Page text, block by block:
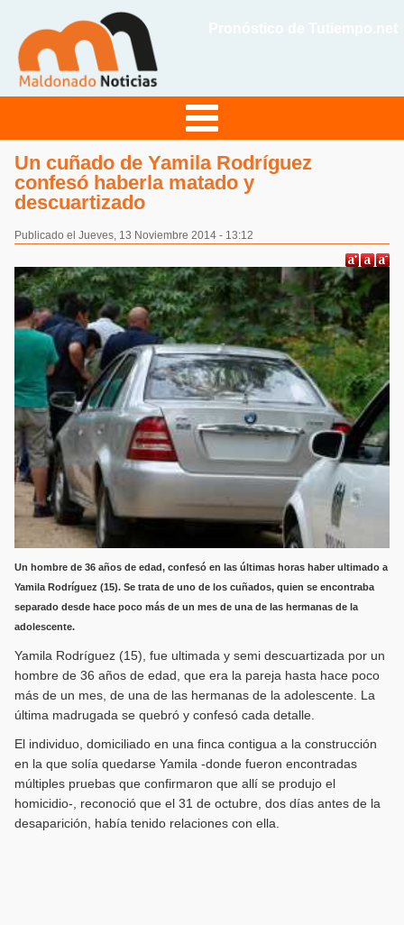
Un cuñado de Yamila Rodríguez
confesó haberla matado y
descuartizado
Publicado el Jueves, 13 Noviembre 2014 - 13:12
Un hombre de 36 años de edad, confesó en las últimas horas haber ultimado a
Yamila Rodríguez (15). Se trata de uno de los cuñados, quien se encontraba
separado desde hace poco más de un mes de una de las hermanas de la
adolescente.
Yamila Rodríguez (15), fue ultimada y semi descuartizada por un
hombre de 36 años de edad, que era la pareja hasta hace poco
más de un mes, de una de las hermanas de la adolescente. La
última madrugada se quebró y confesó cada detalle.
El individuo, domiciliado en una finca contigua a la construcción
en la que solía quedarse Yamila -donde fueron encontradas
múltiples pruebas que confirmaron que allí se produjo el
homicidio-, reconoció que el 31 de octubre, dos días antes de la
desaparición, había tenido relaciones con ella.